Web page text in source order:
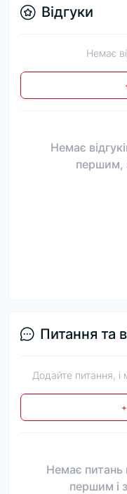
Відгуки
Немає
Немає
першим,
Питання та
Додайте питання, і
Немає питань
першим і